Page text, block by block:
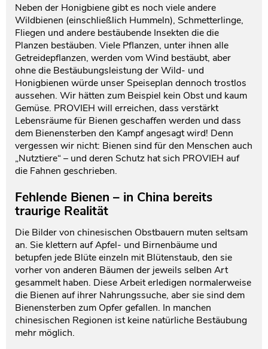
Neben der Honigbiene gibt es noch viele andere
Wildbienen (einschließlich Hummeln), Schmetterlinge,
Fliegen und andere bestäubende Insekten die die
Planzen bestäuben. Viele Pflanzen, unter ihnen alle
Getreidepflanzen, werden vom Wind bestäubt, aber
ohne die Bestäubungsleistung der Wild- und
Honigbienen würde unser Speiseplan dennoch trostlos
aussehen. Wir hätten zum Beispiel kein Obst und kaum
Gemüse. PROVIEH will erreichen, dass verstärkt
Lebensräume für Bienen geschaffen werden und dass
dem Bienensterben den Kampf angesagt wird! Denn
vergessen wir nicht: Bienen sind für den Menschen auch
„Nutztiere“ – und deren Schutz hat sich PROVIEH auf
die Fahnen geschrieben.
Fehlende Bienen – in China bereits
traurige Realität
Die Bilder von chinesischen Obstbauern muten seltsam
an. Sie klettern auf Apfel- und Birnenbäume und
betupfen jede Blüte einzeln mit Blütenstaub, den sie
vorher von anderen Bäumen der jeweils selben Art
gesammelt haben. Diese Arbeit erledigen normalerweise
die Bienen auf ihrer Nahrungssuche, aber sie sind dem
Bienensterben zum Opfer gefallen. In manchen
chinesischen Regionen ist keine natürliche Bestäubung
mehr möglich.